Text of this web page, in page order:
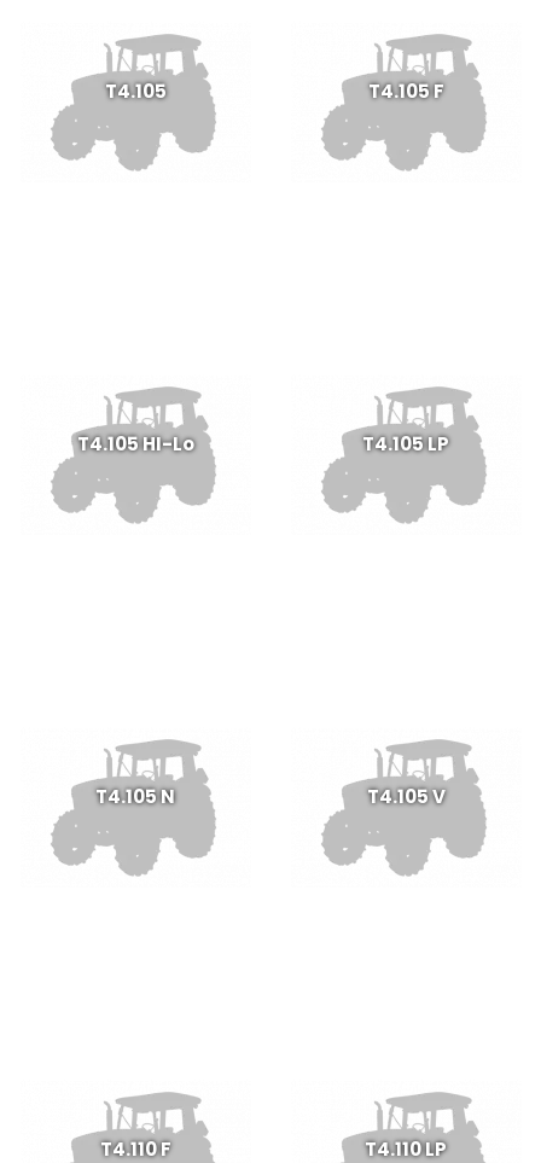
T4.105 T4.105 F
T4.105 HI-Lo T4.105 LP
T4.105 N T4.105 V
T4.110 F T4.110 LP